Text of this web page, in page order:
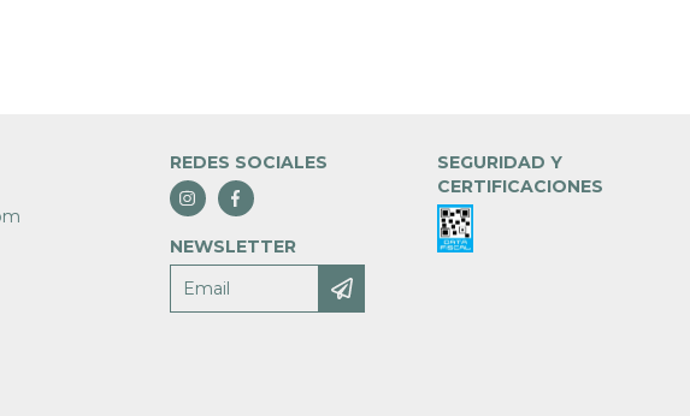
REDES SOCIALES
NEWSLETTER
SEGURIDAD Y
CERTIFICACIONES